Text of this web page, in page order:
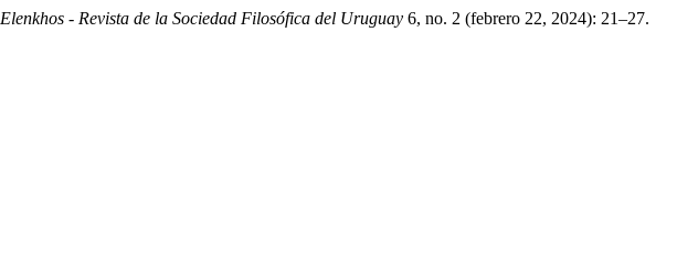
Elenkhos - Revista de la Sociedad Filosófica del Uruguay 6, no. 2 (febrero 22, 2024): 21–27.